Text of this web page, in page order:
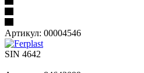
Артикул: 00004546
SIN 4642